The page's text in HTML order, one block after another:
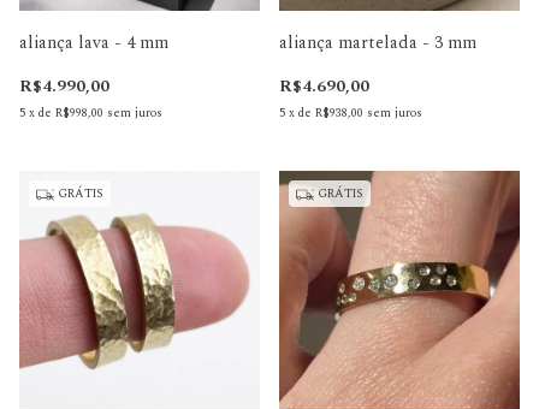
aliança lava - 4 mm
R$4.990,00
5xde R$998,00 sem juros
aliança martelada - 3 mm
R$4.690,00
5xde R$938,00 sem juros
GRÁTIS GRÁTIS